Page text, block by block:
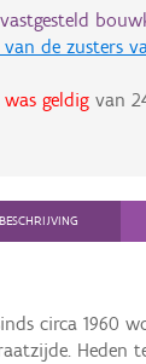
vastgesteld
de zusters
was geldigvan
BESCHRIJVING
circa 1960
Heden